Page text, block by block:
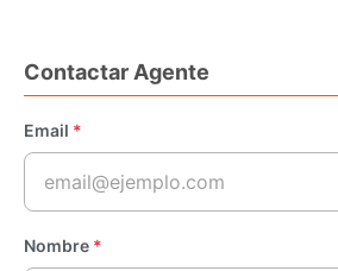
Contactar Agente
Email *
Nombre *